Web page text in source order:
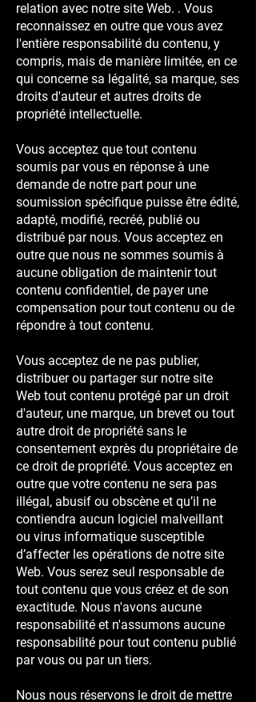
relation avec notre site Web. . Vous
reconnaissez en outre que vous avez
l'entière responsabilité du contenu, y
compris, mais de manière limitée, en ce
qui concerne sa légalité, sa marque, ses
droits d'auteur et autres droits de
propriété intellectuelle.
Vous acceptez que tout contenu
soumis par vous en réponse à une
demande de notre part pour une
soumission spécifique puisse être édité,
adapté, modifié, recréé, publié ou
distribué par nous. Vous acceptez en
outre que nous ne sommes soumis à
aucune obligation de maintenir tout
contenu confidentiel, de payer une
compensation pour tout contenu ou de
répondre à tout contenu.
Vous acceptez de ne pas publier,
distribuer ou partager sur notre site
Web tout contenu protégé par un droit
d'auteur, une marque, un brevet ou tout
autre droit de propriété sans le
consentement exprès du propriétaire de
ce droit de propriété. Vous acceptez en
outre que votre contenu ne sera pas
illégal, abusif ou obscène et qu’il ne
contiendra aucun logiciel malveillant
ou virus informatique susceptible
d’affecter les opérations de notre site
Web. Vous serez seul responsable de
tout contenu que vous créez et de son
exactitude. Nous n'avons aucune
responsabilité et n'assumons aucune
responsabilité pour tout contenu publié
par vous ou par un tiers.
Nous nous réservons le droit de mettre